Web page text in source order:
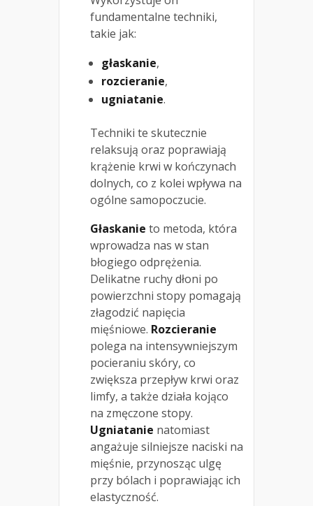
fundamentalne techniki,
takie jak:
głaskanie,
rozcieranie,
ugniatanie.
Techniki te skutecznie
relaksują oraz poprawiają
krążenie krwi w kończynach
dolnych, co z kolei wpływa na
ogólne samopoczucie.
Głaskanie to metoda, która
wprowadza nas w stan
błogiego odprężenia.
Delikatne ruchy dłoni po
powierzchni stopy pomagają
złagodzić napięcia
mięśniowe. Rozcieranie
polega na intensywniejszym
pocieraniu skóry, co
zwiększa przepływ krwi oraz
limfy, a także działa kojąco
na zmęczone stopy.
Ugniatanie natomiast
angażuje silniejsze naciski na
mięśnie, przynosząc ulgę
przy bólach i poprawiając ich
elastyczność.